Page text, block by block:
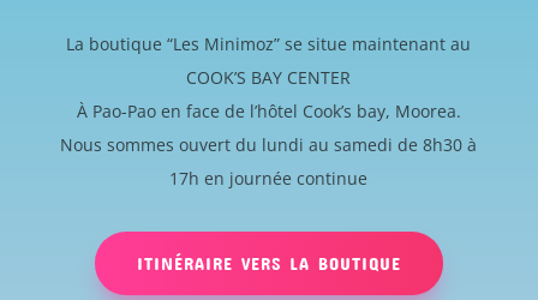
La boutique “Les Minimoz” se situe maintenant au
COOK’S BAY CENTER
À Pao-Pao en face de l’hôtel Cook’s bay, Moorea.
Nous sommes ouvert du lundi au samedi de 8h30 à
17h en journée continue
ITINÉRAIRE VERS LA BOUTIQUE